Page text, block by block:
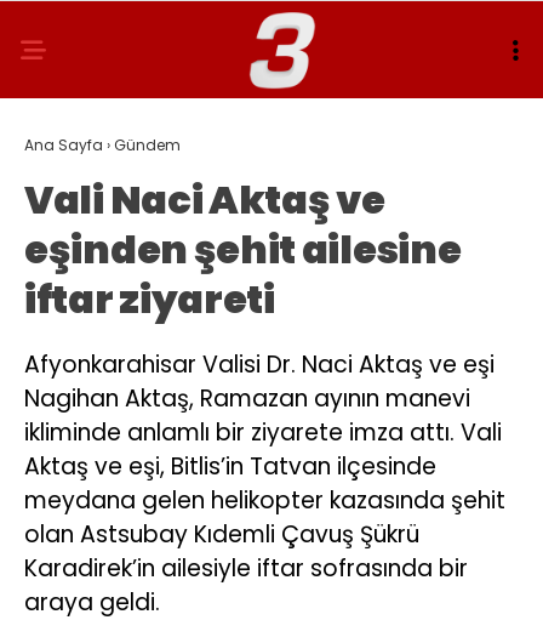
Ana Sayfa ›Gündem
Vali Naci Aktaş ve
eşinden şehit ailesine
iftar ziyareti
Afyonkarahisar Valisi Dr. Naci Aktaş ve eşi
Nagihan Aktaş, Ramazan ayının manevi
ikliminde anlamlı bir ziyarete imza attı. Vali
Aktaş ve eşi, Bitlis’in Tatvan ilçesinde
meydana gelen helikopter kazasında şehit
olan Astsubay Kıdemli Çavuş Şükrü
Karadirek’in ailesiyle iftar sofrasında bir
araya geldi.